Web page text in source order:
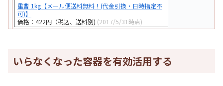
重曹 1kg【メール便送料無料！(代金引換・日時指定不
可)】
価格：422円（税込、送料別) (2017/5/31時点)
いらなくなった容器を有効活用する